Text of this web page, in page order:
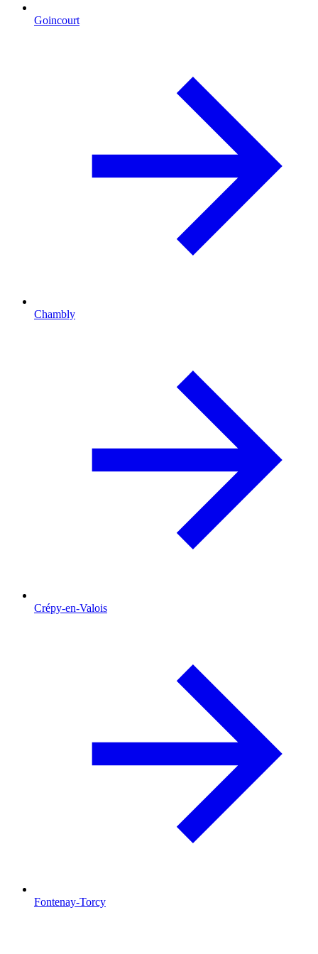
Goincourt
Chambly
Crépy-en-Valois
Fontenay-Torcy